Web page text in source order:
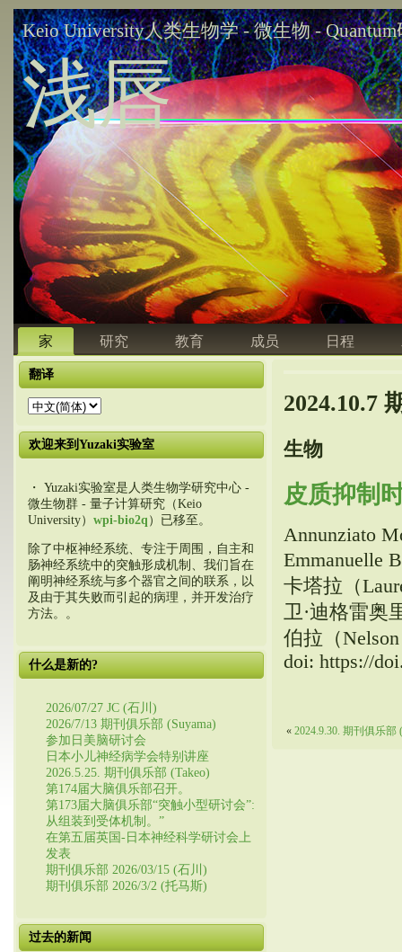
Keio University人类生物学 - 微生物 -
浅唇
家 研究 教育 成员 日程
翻译
欢迎来到Yuzaki实验室
・ Yuzaki实验室是人类生物学研究中心 -
微生物群 - 量子计算研究（Keio
University） wpi-bio2q ）已移至。
除了中枢神经系统、专注于周围，自主和
肠神经系统中的突触形成机制、我们旨在
阐明神经系统与多个器官之间的联系，以
及由于其失败而引起的病理，并开发治疗
方法。。
什么是新的?
2026/07/27 JC (石川)
2026/7/13 期刊俱乐部 (Suyama)
参加日美脑研讨会
日本小儿神经病学会特别讲座
2026.5.25. 期刊俱乐部 (Takeo)
第174届大脑俱乐部召开。
第173届大脑俱乐部“突触小型研讨会”:
从组装到受体机制。”
在第五届英国-日本神经科学研讨会上
发表
期刊俱乐部 2026/03/15 (石川)
期刊俱乐部 2026/3/2 (托马斯)
过去的新闻
2024.10.7
生物
皮质抑制
Annunziato
Emmanuelle
卡塔拉（
卫·迪格雷奥
伯拉（
doi: https://
« 2024.9.30. 期刊俱乐部